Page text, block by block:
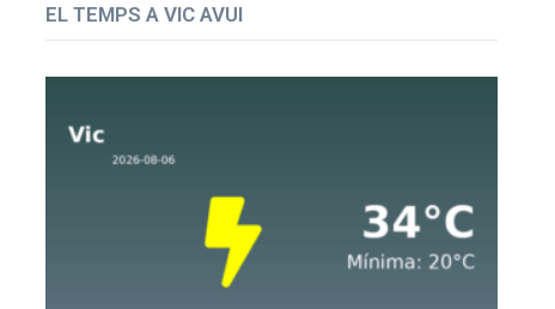
EL TEMPS A VIC AVUI